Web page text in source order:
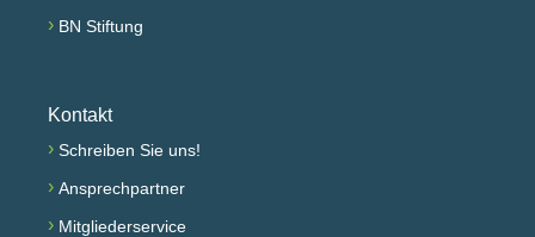
› BN Stiftung
Kontakt
› Schreiben Sie uns!
› Ansprechpartner
› Mitgliederservice